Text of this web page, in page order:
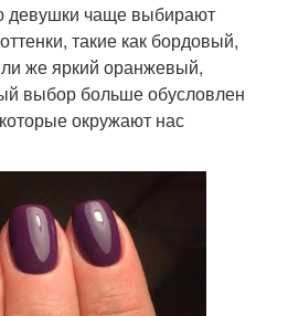
девушки чаще выбирают
такие как бордовый,
же яркий оранжевый,
выбор больше обусловлен
окружают нас